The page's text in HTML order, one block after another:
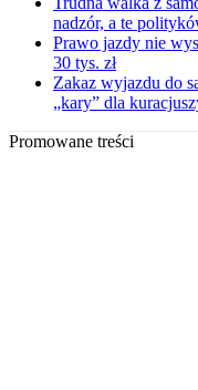
nadzór, a te
Prawo jazdy nie
30 tys. zł
Zakaz wyjazdu do
„kary” dla
Promowane treści